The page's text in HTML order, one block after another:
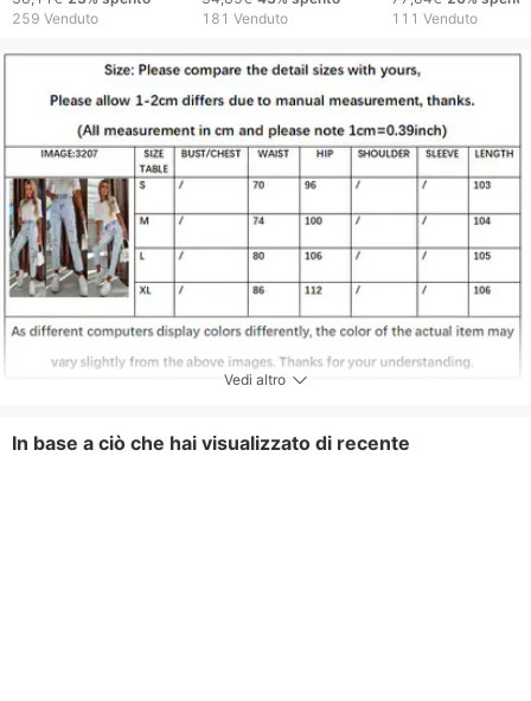
donna alla moda
259 Venduto
181 Venduto
primaverile,
Niche.
111 Venduto
Vedi altro
In base a ciò che hai visualizzato di recente